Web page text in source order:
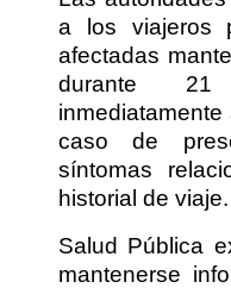
a los viajeros
afectadas
durante
caso de
síntomas
historial de viaje.
Salud Pública
mantenerse